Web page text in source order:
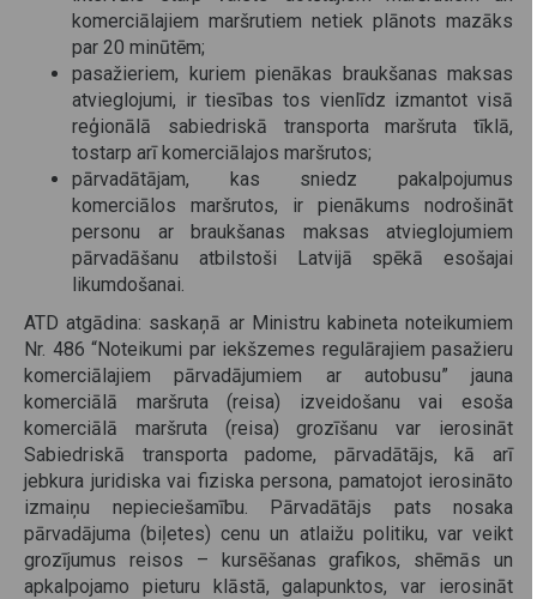
komerciālajiem maršrutiem netiek plānots mazāks
par 20 minūtēm;
pasažieriem, kuriem pienākas braukšanas maksas
atvieglojumi, ir tiesības tos vienlīdz izmantot visā
reģionālā sabiedriskā transporta maršruta tīklā,
tostarp arī komerciālajos maršrutos;
pārvadātājam, kas sniedz pakalpojumus
komerciālos maršrutos, ir pienākums nodrošināt
personu ar braukšanas maksas atvieglojumiem
pārvadāšanu atbilstoši Latvijā spēkā esošajai
likumdošanai.
ATD atgādina: saskaņā ar Ministru kabineta noteikumiem
Nr. 486 “Noteikumi par iekšzemes regulārajiem pasažieru
komerciālajiem pārvadājumiem ar autobusu” jauna
komerciālā maršruta (reisa) izveidošanu vai esoša
komerciālā maršruta (reisa) grozīšanu var ierosināt
Sabiedriskā transporta padome, pārvadātājs, kā arī
jebkura juridiska vai fiziska persona, pamatojot ierosināto
izmaiņu nepieciešamību. Pārvadātājs pats nosaka
pārvadājuma (biļetes) cenu un atlaižu politiku, var veikt
grozījumus reisos – kursēšanas grafikos, shēmās un
apkalpojamo pieturu klāstā, galapunktos, var ierosināt